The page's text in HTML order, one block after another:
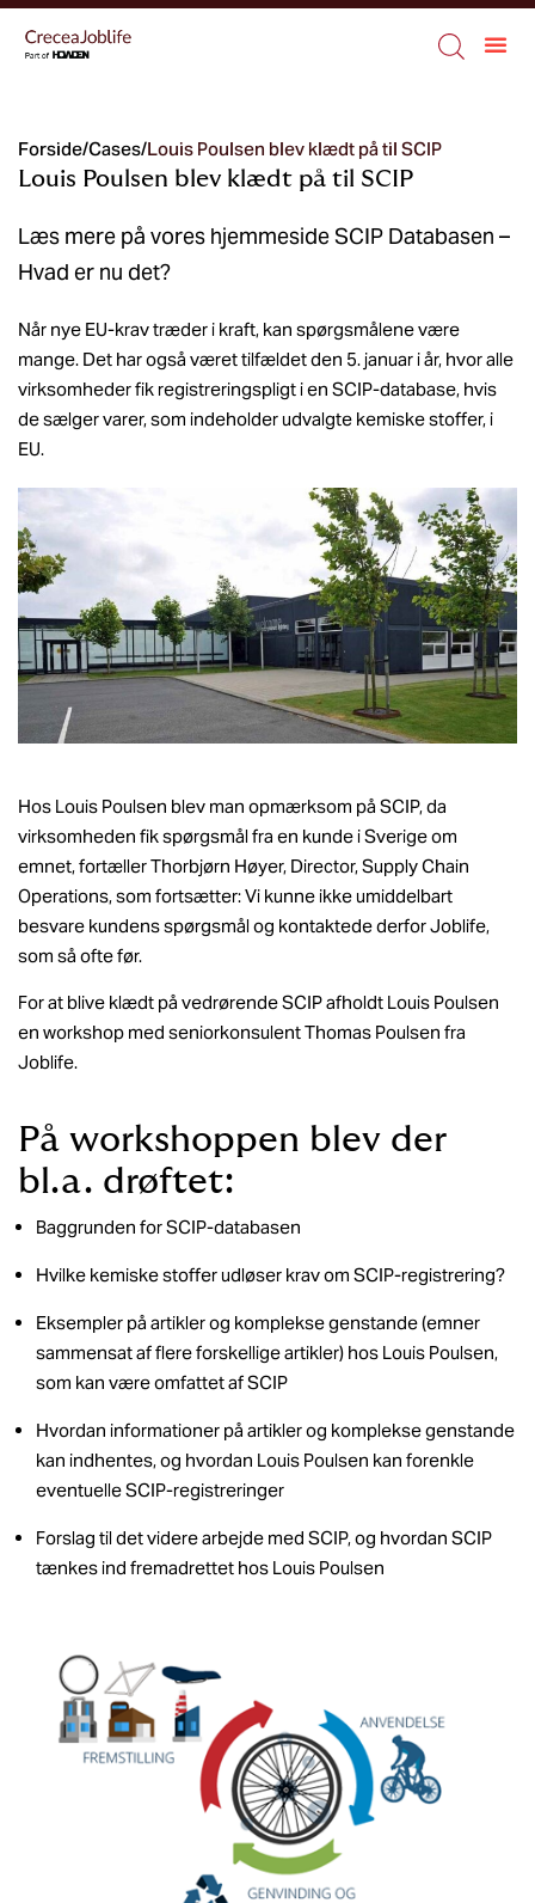
Forside/Cases/Louis Poulsen blev klædt på til SCIP
Louis Poulsen blev klædt på til SCIP
Læs mere på vores hjemmeside SCIP Databasen –
Hvad er nu det?
Når nye EU-krav træder i kraft, kan spørgsmålene være
mange. Det har også været tilfældet den 5. januar i år, hvor alle
virksomheder fik registreringspligt i en SCIP-database, hvis
de sælger varer, som indeholder udvalgte kemiske stoffer, i
EU.
Hos Louis Poulsen blev man opmærksom på SCIP, da
virksomheden fik spørgsmål fra en kunde i Sverige om
emnet, fortæller Thorbjørn Høyer, Director, Supply Chain
Operations, som fortsætter: Vi kunne ikke umiddelbart
besvare kundens spørgsmål og kontaktede derfor Joblife,
som så ofte før.
For at blive klædt på vedrørende SCIP afholdt Louis Poulsen
en workshop med seniorkonsulent Thomas Poulsen fra
Joblife.
På workshoppen blev der
bl.a. drøftet:
Baggrunden for SCIP-databasen
Hvilke kemiske stoffer udløser krav om SCIP-registrering?
Eksempler på artikler og komplekse genstande (emner
sammensat af flere forskellige artikler) hos Louis Poulsen,
som kan være omfattet af SCIP
Hvordan informationer på artikler og komplekse genstande
kan indhentes, og hvordan Louis Poulsen kan forenkle
eventuelle SCIP-registreringer
Forslag til det videre arbejde med SCIP, og hvordan SCIP
tænkes ind fremadrettet hos Louis Poulsen